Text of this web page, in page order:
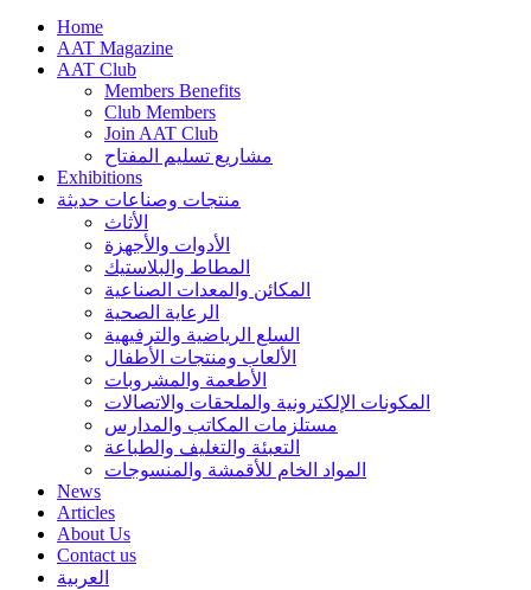
Home
AAT Magazine
AAT Club
Members Benefits
Club Members
Join AAT Club
مشاريع تسليم المفتاح
Exhibitions
منتجات وصناعات حديثة
الأثاث
الأدوات والأجهزة
المطاط والبلاستيك
المكائن والمعدات الصناعية
الرعاية الصحية
السلع الرياضية والترفيهية
الألعاب ومنتجات الأطفال
الأطعمة والمشروبات
المكونات الإلكترونية والملحقات والاتصالات
مستلزمات المكاتب والمدارس
التعبئة والتغليف والطباعة
المواد الخام للأقمشة والمنسوجات
News
Articles
About Us
Contact us
العربية